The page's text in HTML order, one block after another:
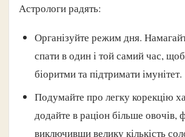
Астрологи радять:
Організуйте режим дня.
спати в один і той самий час, щоб
біоритми та підтримати імунітет.
Подумайте про легку корекцію
додайте в раціон більше овочів,
виключивши велику кількість